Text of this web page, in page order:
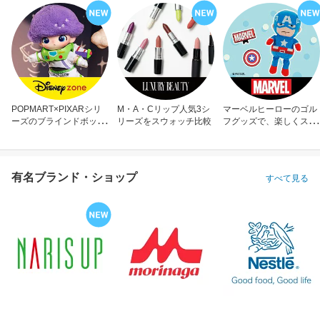
POPMART×PIXARシリ
ーズのブラインドボック
M・A・Cリップ人気3シ
リーズをスウォッチ比較
マーベルヒーローのゴル
フグッズで、楽しくスコ
有名ブランド・ショップ すべて見る